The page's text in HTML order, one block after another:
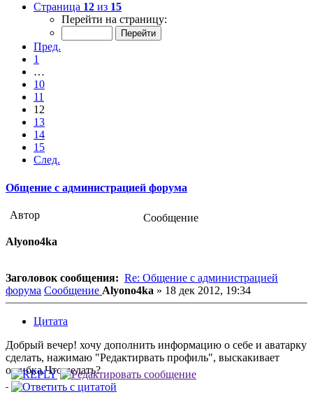
Страница 12 из 15
Перейти на страницу:
Пред.
1
…
10
11
12
13
14
15
След.
Общение с администрацией форума
Автор
Сообщение
Alyono4ka
Заголовок сообщения: Re: Общение с администрацией
форума Сообщение Alyono4ka » 18 дек 2012, 19:34
Цитата
Добрый вечер! хочу дополнить информацию о себе и аватарку
сделать, нажимаю "Редактирвать профиль", выскакивает
ошибка.Что делать?